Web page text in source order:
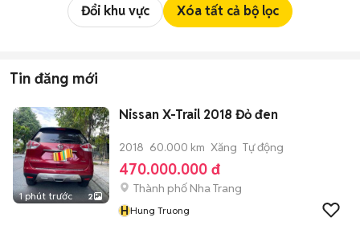
Đổi khu vực Xóa tất cả bộ lọc
Tin đăng mới
1 phút trước 2
Nissan X-Trail 2018 Đỏ đen
2018 60.000 km Xăng Tự động
470.000.000 đ
Thành phố Nha Trang
HHung Truong